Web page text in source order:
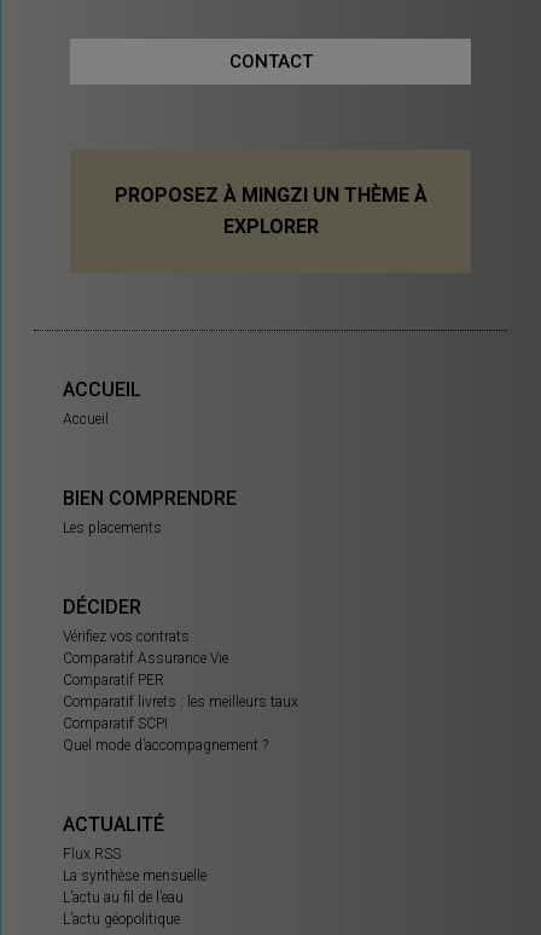
CONTACT
PROPOSEZ À MINGZI UN THÈME À
EXPLORER
ACCUEIL
Accueil
BIEN COMPRENDRE
Les placements
DÉCIDER
Vérifiez vos contrats
Comparatif Assurance Vie
Comparatif PER
Comparatif livrets : les meilleurs taux
Comparatif SCPI
Quel mode d’accompagnement ?
ACTUALITÉ
Flux RSS
La synthèse mensuelle
L’actu au fil de l’eau
L’actu géopolitique